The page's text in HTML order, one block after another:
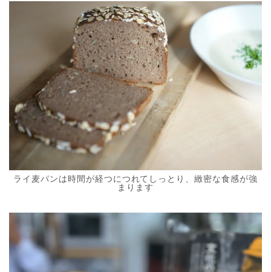
ライ麦パンは時間が経つにつれてしっとり、緻密な食感が強
まります